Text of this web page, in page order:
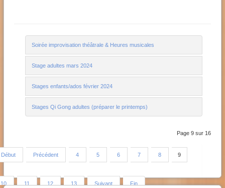
Soirée improvisation théâtrale & Heures musicales
Stage adultes mars 2024
Stages enfants/ados février 2024
Stages Qi Gong adultes (préparer le printemps)
Page 9 sur 16
Début Précédent 4 5 6 7 8 9
10 11 12 13 Suivant Fin